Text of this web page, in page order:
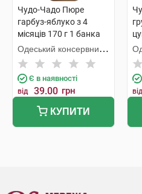
Чудо-Чадо Пюре
гарбуз-яблуко з 4
місяців 170 г 1 банка
Одеський консервний
завод дитячого
харчування
Є в наявності
від 39.00 грн
КУПИТИ
1
від